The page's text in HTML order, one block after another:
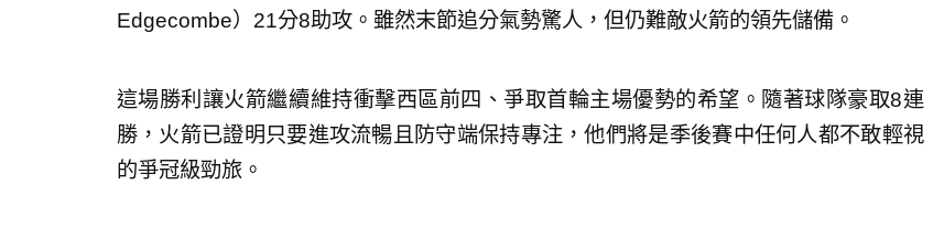
Edgecombe）21分8助攻。雖然末節追分氣勢驚人，但仍難敵火箭的領先儲備。
這場勝利讓火箭繼續維持衝擊西區前四、爭取首輪主場優勢的希望。隨著球隊豪取8連
勝，火箭已證明只要進攻流暢且防守端保持專注，他們將是季後賽中任何人都不敢輕視
的爭冠級勁旅。